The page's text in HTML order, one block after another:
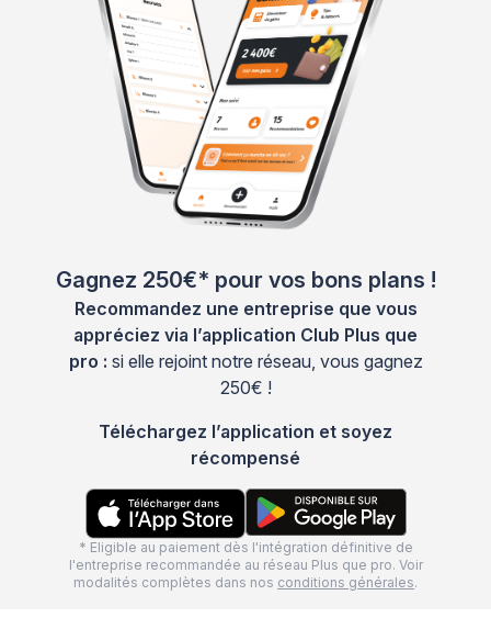
Gagnez 250€* pour vos bons plans !
Recommandez une entreprise que vous
appréciez via l’application Club Plus que
pro : si elle rejoint notre réseau, vous gagnez
250€ !
Téléchargez l’application et soyez
récompensé
* Eligible au paiement dès l'intégration définitive de
l'entreprise recommandée au réseau Plus que pro. Voir
modalités complètes dans nos conditions générales.